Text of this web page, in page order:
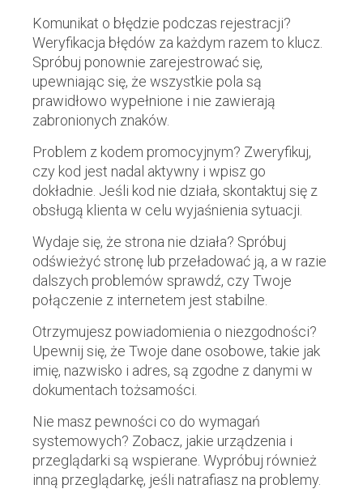
Komunikat o błędzie podczas rejestracji?
Weryfikacja błędów za każdym razem to klucz.
Spróbuj ponownie zarejestrować się,
upewniając się, że wszystkie pola są
prawidłowo wypełnione i nie zawierają
zabronionych znaków.
Problem z kodem promocyjnym? Zweryfikuj,
czy kod jest nadal aktywny i wpisz go
dokładnie. Jeśli kod nie działa, skontaktuj się z
obsługą klienta w celu wyjaśnienia sytuacji.
Wydaje się, że strona nie działa? Spróbuj
odświeżyć stronę lub przeładować ją, a w razie
dalszych problemów sprawdź, czy Twoje
połączenie z internetem jest stabilne.
Otrzymujesz powiadomienia o niezgodności?
Upewnij się, że Twoje dane osobowe, takie jak
imię, nazwisko i adres, są zgodne z danymi w
dokumentach tożsamości.
Nie masz pewności co do wymagań
systemowych? Zobacz, jakie urządzenia i
przeglądarki są wspierane. Wypróbuj również
inną przeglądarkę, jeśli natrafiasz na problemy.